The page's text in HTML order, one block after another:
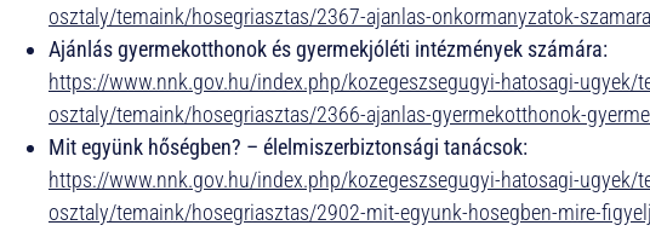
osztaly/temaink/hosegriasztas/2367-ajanlas-onkormanyzatok-
Ajánlás gyermekotthonok és gyermekjóléti intézmények számára:
https://www.nnk.gov.hu/index.php/kozegeszsegugyi-hatosagi-ugyek/
osztaly/temaink/hosegriasztas/2366-ajanlas-gyermekotthonok-
Mit együnk hőségben? – élelmiszerbiztonsági tanácsok:
https://www.nnk.gov.hu/index.php/kozegeszsegugyi-hatosagi-ugyek/
osztaly/temaink/hosegriasztas/2902-mit-egyunk-hosegben-mire-